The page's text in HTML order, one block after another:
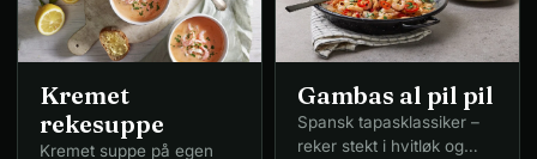
Kremet
rekesuppe
Kremet suppe på egen
Gambas al pil pil
Spansk tapasklassiker –
reker stekt i hvitløk og